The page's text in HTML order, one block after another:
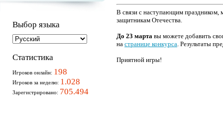
Выбор языка
Статистика
Игроков онлайн: 198
Игроков за неделю: 1.028
Зарегистрировано: 705.494
В связи с наступающим праздником,
защитникам Отечества.
До 23 марта вы можете добавить
на странице конкурса . Результаты
Приятной игры!